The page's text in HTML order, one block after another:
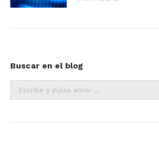
Buscar en el blog
Buscar: